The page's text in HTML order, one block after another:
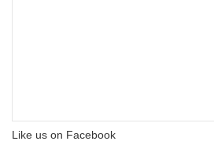
Like us on Facebook